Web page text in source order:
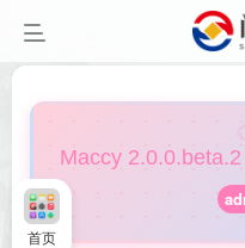
Maccy
首页